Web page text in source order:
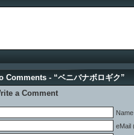
Comments - “ベニバナボロギク”
a Comment
eMail